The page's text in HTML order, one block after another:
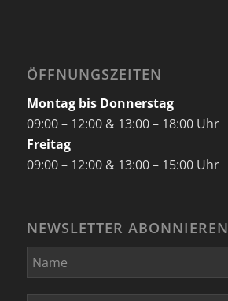
ÖFFNUNGSZEITEN
Montag bis Donnerstag
09:00 – 12:00 & 13:00 – 18:00 Uhr
Freitag
09:00 – 12:00 & 13:00 – 15:00 Uhr
NEWSLETTER ABONNIEREN